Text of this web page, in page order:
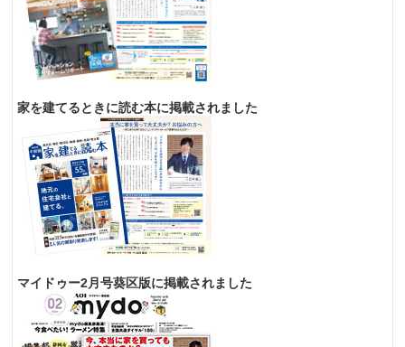
家を建てるときに読む本に掲載されました
マイドゥー2月号葵区版に掲載されました